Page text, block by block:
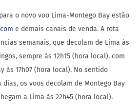
o novo voo Lima-Montego Bay estão
e demais canais de venda. A rota
semanais, que decolam de Lima às
sempre às 12h15 (hora local), com
às 17h07 (hora local). No sentido
dias, os voos decolam de Montego Bay
a Lima às 22h45 (hora local).